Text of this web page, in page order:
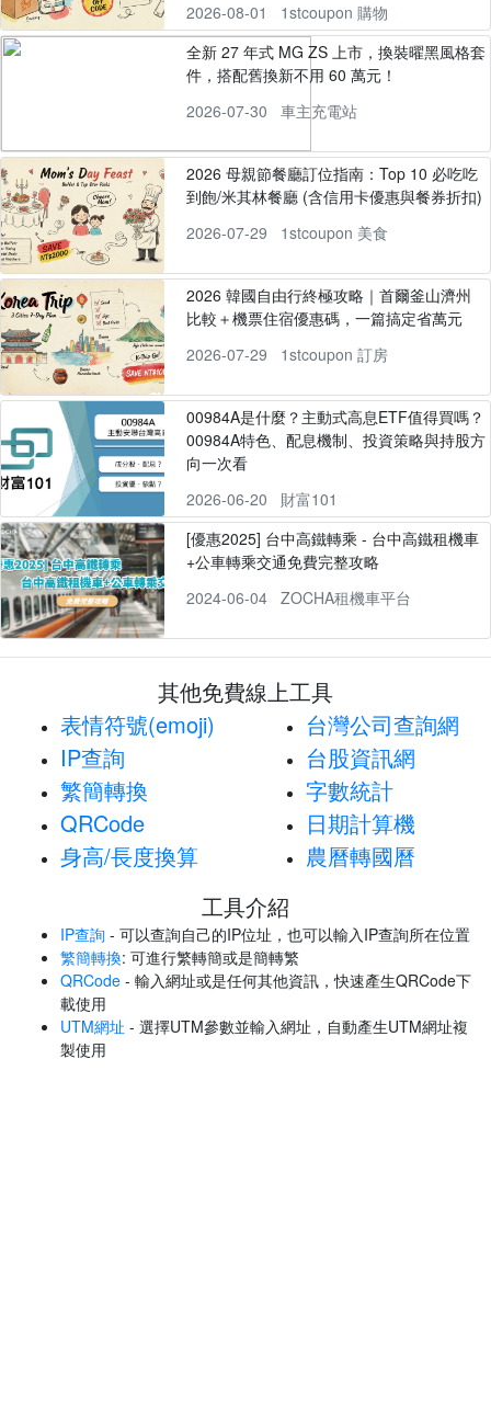
2026-08-01
1stcoupon 購物
全新 27 年式 MG ZS 上市，換裝曜黑風格套
件，搭配舊換新不用 60 萬元！
2026-07-30
車主充電站
2026 母親節餐廳訂位指南：Top 10 必吃吃
到飽/米其林餐廳 (含信用卡優惠與餐券折扣)
2026-07-29
1stcoupon 美食
2026 韓國自由行終極攻略｜首爾釜山濟州
比較＋機票住宿優惠碼，一篇搞定省萬元
2026-07-29
1stcoupon 訂房
00984A是什麼？主動式高息ETF值得買嗎？
00984A特色、配息機制、投資策略與持股方
向一次看
2026-06-20
財富101
[優惠2025] 台中高鐵轉乘 - 台中高鐵租機車
+公車轉乘交通免費完整攻略
2024-06-04
ZOCHA租機車平台
其他免費線上工具
表情符號(emoji)
IP查詢
繁簡轉換
QRCode
身高/長度換算
台灣公司查詢網
台股資訊網
字數統計
日期計算機
農曆轉國曆
工具介紹
IP查詢 - 可以查詢自己的IP位址，也可以輸入IP查詢所在位置
繁簡轉換: 可進行繁轉簡或是簡轉繁
QRCode - 輸入網址或是任何其他資訊，快速產生QRCode下
載使用
UTM網址 - 選擇UTM參數並輸入網址，自動產生UTM網址複
製使用